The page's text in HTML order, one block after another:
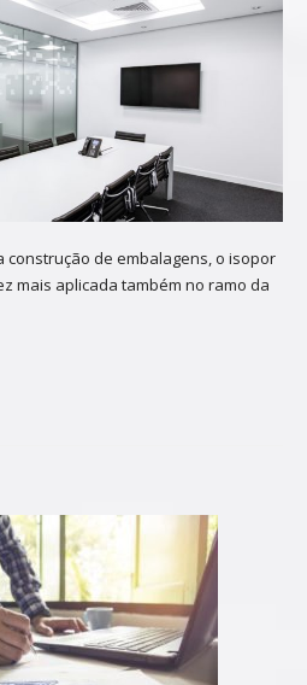
de embalagens, o isopor
mais aplicada também no ramo da